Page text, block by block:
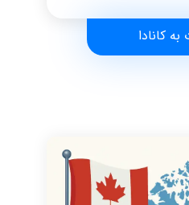
کانادا